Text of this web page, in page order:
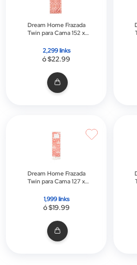
Dream Home Frazada
Twin para Cama 152 x
2,299 links
ó $22.99
Dream Home Frazada
Twin para Cama 127 x
1,999 links
ó $19.99